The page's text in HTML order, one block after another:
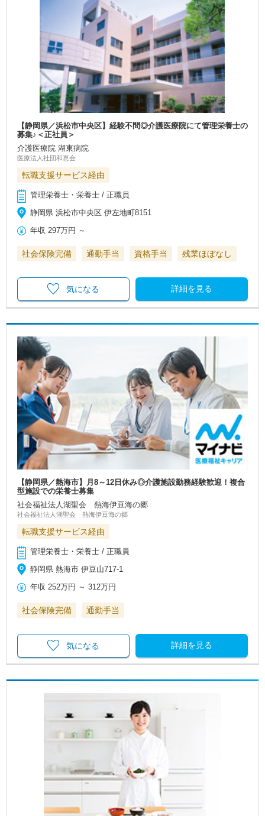
【静岡県／浜松市中央区】経験不問◎介護医療院にて管理栄養士の
募集♪＜正社員＞
介護医療院 湖東病院
医療法人社団和恵会
転職支援サービス経由
管理栄養士・栄養士 / 正職員
静岡県 浜松市中央区 伊左地町8151
年収 297万円 ～
社会保険完備 通勤手当 資格手当 残業ほぼなし
詳細を見る
気になる
【静岡県／熱海市】月8～12日休み◎介護施設勤務経験歓迎！複合
型施設での栄養士募集
社会福祉法人湖聖会 熱海伊豆海の郷
社会福祉法人湖聖会 熱海伊豆海の郷
転職支援サービス経由
管理栄養士・栄養士 / 正職員
静岡県 熱海市 伊豆山717-1
年収 252万円 ～312万円
社会保険完備 通勤手当
詳細を見る
気になる